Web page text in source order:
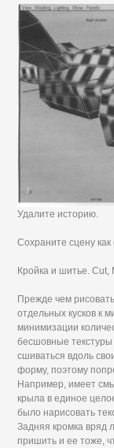
Удалите историю.
Сохраните сцену
Кройка и шитье. Cut,
Прежде чем
отдельных кусков к
минимизации
бесшовные
сшиваться вдоль
форму, поэтому
Например, имеет
крыла в единое
было нарисовать
Задняя кромка вряд
пришить и ее тоже,